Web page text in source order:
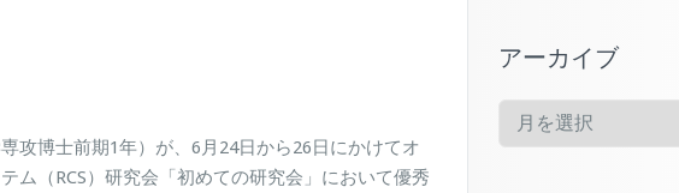
攻博士前期1年）が、6月24日から26日にかけてオ
ム（RCS）研究会「初めての研究会」において優秀
アーカイブ
ー